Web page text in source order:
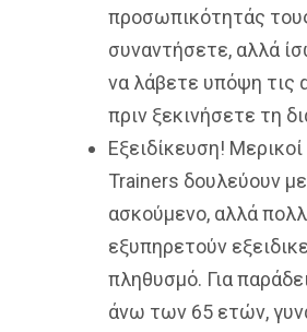
προσωπικότητάς
συναντήσετε, αλλά
να λάβετε υπόψη τις
πριν ξεκινήσετε τη
Εξειδίκευση! Μερικοί
Trainers δουλεύουν
ασκούμενο, αλλά
εξυπηρετούν
πληθυσμό. Για
άνω των 65 ετών,